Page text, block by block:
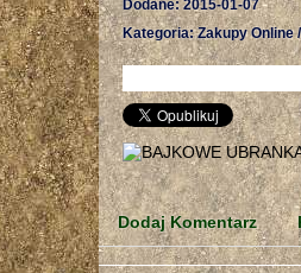
Dodane: 2015-01-07
Kategoria: Zakupy Online
Dodaj Komentarz